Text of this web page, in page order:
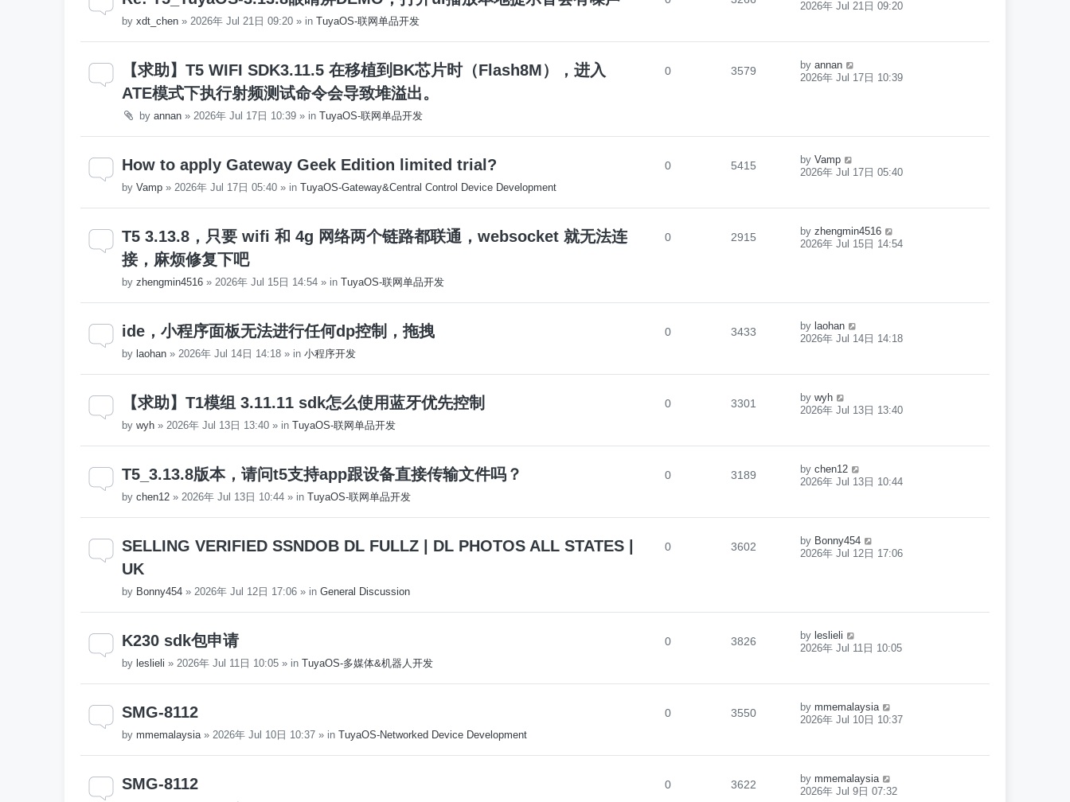
by xdt_chen » 2026年 Jul 21日 09:20 » in TuyaOS-联网单品开发
2026年 Jul 21日 09:20
【求助】T5 WIFI SDK3.11.5 在移植到BK芯片时（Flash8M），进入
ATE模式下执行射频测试命令会导致堆溢出。
by annan » 2026年 Jul 17日 10:39 » in TuyaOS-联网单品开发
0 3579 by annan
2026年 Jul 17日 10:39
How to apply Gateway Geek Edition limited trial?
by Vamp » 2026年 Jul 17日 05:40 » in TuyaOS-Gateway&Central Control Device Development
0 5415 by Vamp
2026年 Jul 17日 05:40
T5 3.13.8，只要 wifi 和 4g 网络两个链路都联通，websocket 就无法连
接，麻烦修复下吧
by zhengmin4516 » 2026年 Jul 15日 14:54 » in TuyaOS-联网单品开发
0 2915 by zhengmin4516
2026年 Jul 15日 14:54
ide，小程序面板无法进行任何dp控制，拖拽
by laohan » 2026年 Jul 14日 14:18 » in 小程序开发
0 3433 by laohan
2026年 Jul 14日 14:18
【求助】T1模组 3.11.11 sdk怎么使用蓝牙优先控制
by wyh » 2026年 Jul 13日 13:40 » in TuyaOS-联网单品开发
0 3301 by wyh
2026年 Jul 13日 13:40
T5_3.13.8版本，请问t5支持app跟设备直接传输文件吗？
by chen12 » 2026年 Jul 13日 10:44 » in TuyaOS-联网单品开发
0 3189 by chen12
2026年 Jul 13日 10:44
SELLING VERIFIED SSNDOB DL FULLZ | DL PHOTOS ALL STATES |
UK
by Bonny454 » 2026年 Jul 12日 17:06 » in General Discussion
0 3602 by Bonny454
2026年 Jul 12日 17:06
K230 sdk包申请
by leslieli » 2026年 Jul 11日 10:05 » in TuyaOS-多媒体&机器人开发
0 3826 by leslieli
2026年 Jul 11日 10:05
SMG-8112
by mmemalaysia » 2026年 Jul 10日 10:37 » in TuyaOS-Networked Device Development
0 3550 by mmemalaysia
2026年 Jul 10日 10:37
SMG-8112 0 3622 by mmemalaysia
2026年 Jul 9日 07:32